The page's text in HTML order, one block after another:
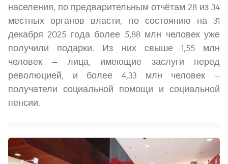
населения, по предварительным отчётам 28 из 34
местных органов власти, по состоянию на 31
декабря 2025 года более 5,88 млн человек уже
получили подарки. Из них свыше 1,55 млн
человек — лица, имеющие заслуги перед
революцией, и более 4,33 млн человек —
получатели социальной помощи и социальной
пенсии.